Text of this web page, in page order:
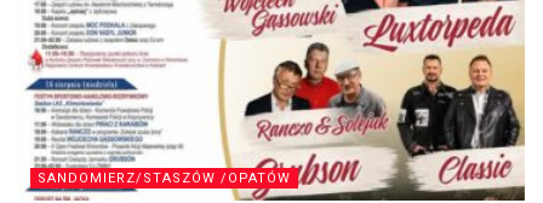
SANDOMIERZ/STASZÓW /OPATÓW